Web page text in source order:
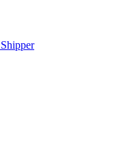
Shipper